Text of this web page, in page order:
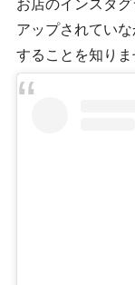
お店のインスタ
アップされてい
することを知りま